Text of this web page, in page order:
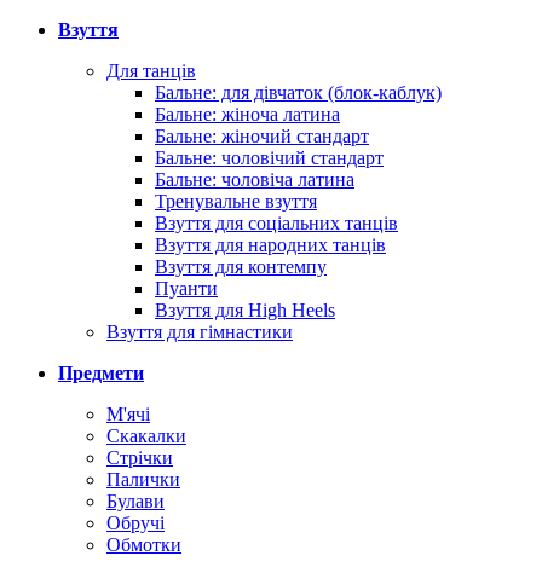
Взуття
Для танців
Бальне: для дівчаток (блок-каблук)
Бальне: жіноча латина
Бальне: жіночий стандарт
Бальне: чоловічий стандарт
Бальне: чоловіча латина
Тренувальне взуття
Взуття для соціальних танців
Взуття для народних танців
Взуття для контемпу
Пуанти
Взуття для High Heels
Взуття для гімнастики
Предмети
М'ячі
Скакалки
Стрічки
Палички
Булави
Обручі
Обмотки